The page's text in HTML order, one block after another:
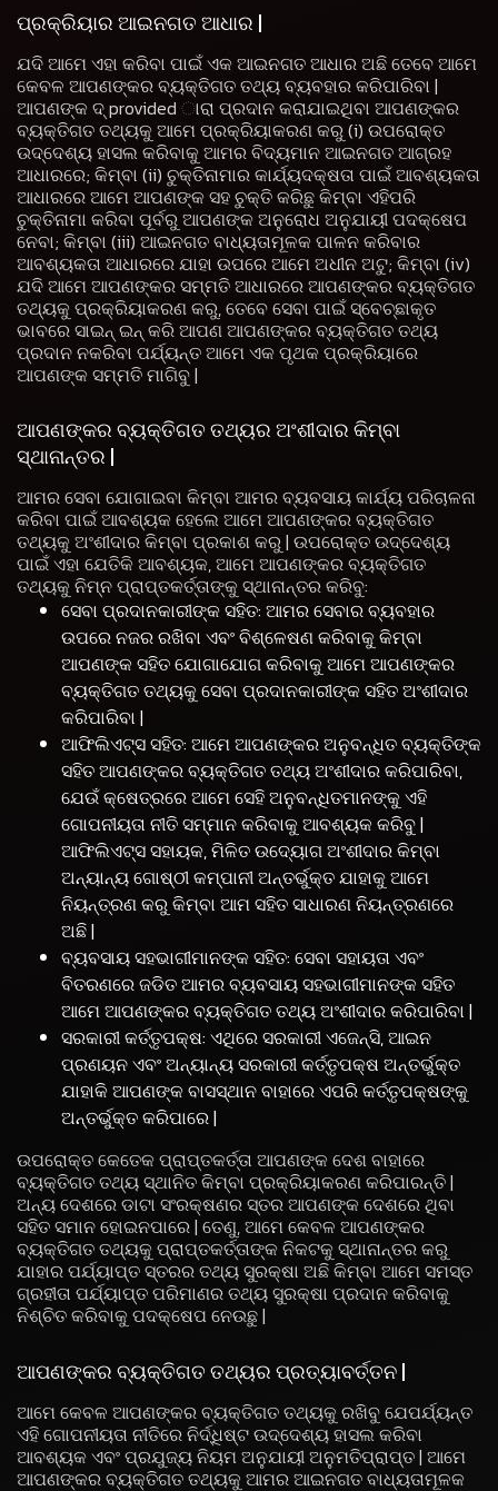
ପ୍ରକ୍ରିୟାର ଆଇନଗତ ଆଧାର |
ଯଦି ଆମେ ଏହା କରିବା ପାଇଁ ଏକ ଆଇନଗତ ଆଧାର ଅଛି ତେବେ ଆମେ
କେବଳ ଆପଣଙ୍କର ବ୍ୟକ୍ତିଗତ ତଥ୍ୟ ବ୍ୟବହାର କରିପାରିବା |
ଆପଣଙ୍କ ଦ୍ provided ାରା ପ୍ରଦାନ କରାଯାଇଥିବା ଆପଣଙ୍କର
ବ୍ୟକ୍ତିଗତ ତଥ୍ୟକୁ ଆମେ ପ୍ରକ୍ରିୟାକରଣ କରୁ (i) ଉପରୋକ୍ତ
ଉଦ୍ଦେଶ୍ୟ ହାସଲ କରିବାକୁ ଆମର ବିଦ୍ୟମାନ ଆଇନଗତ ଆଗ୍ରହ
ଆଧାରରେ; କିମ୍ବା (ii) ଚୁକ୍ତିନାମାର କାର୍ଯ୍ୟଦକ୍ଷତା ପାଇଁ ଆବଶ୍ୟକତା
ଆଧାରରେ ଆମେ ଆପଣଙ୍କ ସହ ଚୁକ୍ତି କରିଛୁ କିମ୍ବା ଏହିପରି
ଚୁକ୍ତିନାମା କରିବା ପୂର୍ବରୁ ଆପଣଙ୍କ ଅନୁରୋଧ ଅନୁଯାୟୀ ପଦକ୍ଷେପ
ନେବା; କିମ୍ବା (iii) ଆଇନଗତ ବାଧ୍ୟତାମୂଳକ ପାଳନ କରିବାର
ଆବଶ୍ୟକତା ଆଧାରରେ ଯାହା ଉପରେ ଆମେ ଅଧୀନ ଅଟୁ; କିମ୍ବା (iv)
ଯଦି ଆମେ ଆପଣଙ୍କର ସମ୍ମତି ଆଧାରରେ ଆପଣଙ୍କର ବ୍ୟକ୍ତିଗତ
ତଥ୍ୟକୁ ପ୍ରକ୍ରିୟାକରଣ କରୁ, ତେବେ ସେବା ପାଇଁ ସ୍ବେଚ୍ଛାକୃତ
ଭାବରେ ସାଇନ୍ ଇନ୍ କରି ଆପଣ ଆପଣଙ୍କର ବ୍ୟକ୍ତିଗତ ତଥ୍ୟ
ପ୍ରଦାନ ନକରିବା ପର୍ଯ୍ୟନ୍ତ ଆମେ ଏକ ପୃଥକ ପ୍ରକ୍ରିୟାରେ
ଆପଣଙ୍କ ସମ୍ମତି ମାଗିବୁ |
ଆପଣଙ୍କର ବ୍ୟକ୍ତିଗତ ତଥ୍ୟର ଅଂଶୀଦାର କିମ୍ବା
ସ୍ଥାନାନ୍ତର |
ଆମର ସେବା ଯୋଗାଇବା କିମ୍ବା ଆମର ବ୍ୟବସାୟ କାର୍ଯ୍ୟ ପରିଚାଳନା
କରିବା ପାଇଁ ଆବଶ୍ୟକ ହେଲେ ଆମେ ଆପଣଙ୍କର ବ୍ୟକ୍ତିଗତ
ତଥ୍ୟକୁ ଅଂଶୀଦାର କିମ୍ବା ପ୍ରକାଶ କରୁ | ଉପରୋକ୍ତ ଉଦ୍ଦେଶ୍ୟ
ପାଇଁ ଏହା ଯେତିକି ଆବଶ୍ୟକ, ଆମେ ଆପଣଙ୍କର ବ୍ୟକ୍ତିଗତ
ତଥ୍ୟକୁ ନିମ୍ନ ପ୍ରାପ୍ତକର୍ତ୍ତାଙ୍କୁ ସ୍ଥାନାନ୍ତର କରିବୁ:
ସେବା ପ୍ରଦାନକାରୀଙ୍କ ସହିତ: ଆମର ସେବାର ବ୍ୟବହାର
ଉପରେ ନଜର ରଖିବା ଏବଂ ବିଶ୍ଳେଷଣ କରିବାକୁ କିମ୍ବା
ଆପଣଙ୍କ ସହିତ ଯୋଗାଯୋଗ କରିବାକୁ ଆମେ ଆପଣଙ୍କର
ବ୍ୟକ୍ତିଗତ ତଥ୍ୟକୁ ସେବା ପ୍ରଦାନକାରୀଙ୍କ ସହିତ ଅଂଶୀଦାର
କରିପାରିବା |
ଆଫିଲିଏଟ୍ସ ସହିତ: ଆମେ ଆପଣଙ୍କର ଅନୁବନ୍ଧିତ ବ୍ୟକ୍ତିଙ୍କ
ସହିତ ଆପଣଙ୍କର ବ୍ୟକ୍ତିଗତ ତଥ୍ୟ ଅଂଶୀଦାର କରିପାରିବା,
ଯେଉଁ କ୍ଷେତ୍ରରେ ଆମେ ସେହି ଅନୁବନ୍ଧିତମାନଙ୍କୁ ଏହି
ଗୋପନୀୟତା ନୀତି ସମ୍ମାନ କରିବାକୁ ଆବଶ୍ୟକ କରିବୁ |
ଆଫିଲିଏଟ୍ସ ସହାୟକ, ମିଳିତ ଉଦ୍ୟୋଗ ଅଂଶୀଦାର କିମ୍ବା
ଅନ୍ୟାନ୍ୟ ଗୋଷ୍ଠୀ କମ୍ପାନୀ ଅନ୍ତର୍ଭୁକ୍ତ ଯାହାକୁ ଆମେ
ନିୟନ୍ତ୍ରଣ କରୁ କିମ୍ବା ଆମ ସହିତ ସାଧାରଣ ନିୟନ୍ତ୍ରଣରେ
ଅଛି |
ବ୍ୟବସାୟ ସହଭାଗୀମାନଙ୍କ ସହିତ: ସେବା ସହାୟତା ଏବଂ
ବିତରଣରେ ଜଡିତ ଆମର ବ୍ୟବସାୟ ସହଭାଗୀମାନଙ୍କ ସହିତ
ଆମେ ଆପଣଙ୍କର ବ୍ୟକ୍ତିଗତ ତଥ୍ୟ ଅଂଶୀଦାର କରିପାରିବା |
ସରକାରୀ କର୍ତ୍ତୃପକ୍ଷ: ଏଥିରେ ସରକାରୀ ଏଜେନ୍ସି, ଆଇନ
ପ୍ରଣୟନ ଏବଂ ଅନ୍ୟାନ୍ୟ ସରକାରୀ କର୍ତ୍ତୃପକ୍ଷ ଅନ୍ତର୍ଭୁକ୍ତ
ଯାହାକି ଆପଣଙ୍କ ବାସସ୍ଥାନ ବାହାରେ ଏପରି କର୍ତ୍ତୃପକ୍ଷଙ୍କୁ
ଅନ୍ତର୍ଭୁକ୍ତ କରିପାରେ |
ଉପରୋକ୍ତ କେତେକ ପ୍ରାପ୍ତକର୍ତ୍ତା ଆପଣଙ୍କ ଦେଶ ବାହାରେ
ବ୍ୟକ୍ତିଗତ ତଥ୍ୟ ସ୍ଥାନିତ କିମ୍ବା ପ୍ରକ୍ରିୟାକରଣ କରିପାରନ୍ତି |
ଅନ୍ୟ ଦେଶରେ ଡାଟା ସଂରକ୍ଷଣର ସ୍ତର ଆପଣଙ୍କ ଦେଶରେ ଥିବା
ସହିତ ସମାନ ହୋଇନପାରେ | ତେଣୁ, ଆମେ କେବଳ ଆପଣଙ୍କର
ବ୍ୟକ୍ତିଗତ ତଥ୍ୟକୁ ପ୍ରାପ୍ତକର୍ତ୍ତାଙ୍କ ନିକଟକୁ ସ୍ଥାନାନ୍ତର କରୁ
ଯାହାର ପର୍ଯ୍ୟାପ୍ତ ସ୍ତରର ତଥ୍ୟ ସୁରକ୍ଷା ଅଛି କିମ୍ବା ଆମେ ସମସ୍ତ
ଗ୍ରହୀତା ପର୍ଯ୍ୟାପ୍ତ ପରିମାଣର ତଥ୍ୟ ସୁରକ୍ଷା ପ୍ରଦାନ କରିବାକୁ
ନିଶ୍ଚିତ କରିବାକୁ ପଦକ୍ଷେପ ନେଉଛୁ |
ଆପଣଙ୍କର ବ୍ୟକ୍ତିଗତ ତଥ୍ୟର ପ୍ରତ୍ୟାବର୍ତ୍ତନ |
ଆମେ କେବଳ ଆପଣଙ୍କର ବ୍ୟକ୍ତିଗତ ତଥ୍ୟକୁ ରଖିବୁ ଯେପର୍ଯ୍ୟନ୍ତ
ଏହି ଗୋପନୀୟତା ନୀତିରେ ନିର୍ଦ୍ଧିଷ୍ଟ ଉଦ୍ଦେଶ୍ୟ ହାସଲ କରିବା
ଆବଶ୍ୟକ ଏବଂ ପ୍ରଯୁଜ୍ୟ ନିୟମ ଅନୁଯାୟୀ ଅନୁମତିପ୍ରାପ୍ତ | ଆମେ
ଆପଣଙ୍କର ବ୍ୟକ୍ତିଗତ ତଥ୍ୟକୁ ଆମର ଆଇନଗତ ବାଧ୍ୟତାମୂଳକ